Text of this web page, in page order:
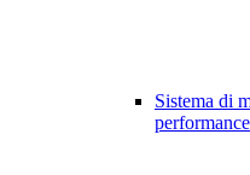
Sistema di
performance